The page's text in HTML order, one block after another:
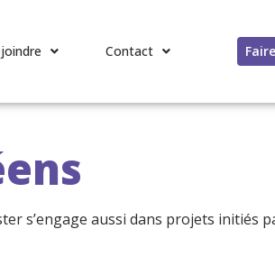
Contact
s’engage aussi dans projets initiés